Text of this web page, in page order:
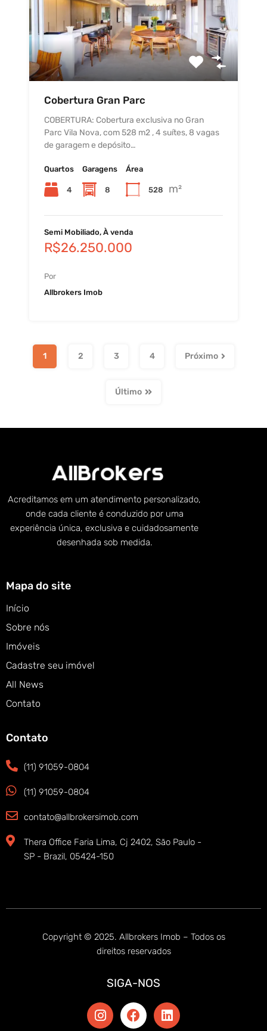
Cobertura Gran Parc
COBERTURA: Cobertura exclusiva no Gran
Parc Vila Nova, com 528 m2 , 4 suítes, 8 vagas
de garagem e depósito…
Quartos
4
Garagens
8
Área
528 m²
Semi Mobiliado, À venda
R$26.250.000
Por
Allbrokers Imob
1 2 3 4 Próximo
Último
Acreditamos em um atendimento personalizado,
onde cada cliente é conduzido por uma
experiência única, exclusiva e cuidadosamente
desenhada sob medida.
Mapa do site
Início
Sobre nós
Imóveis
Cadastre seu imóvel
All News
Contato
Contato
(11) 91059-0804
(11) 91059-0804
contato@allbrokersimob.com
Thera Office Faria Lima, Cj 2402, São Paulo -
SP - Brazil, 05424-150
Copyright © 2025. Allbrokers Imob – Todos os
direitos reservados
SIGA-NOS